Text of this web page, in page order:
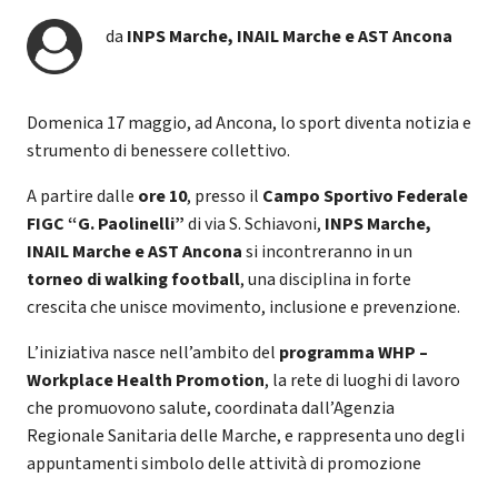
da INPS Marche, INAIL Marche e AST Ancona
Domenica 17 maggio, ad Ancona, lo sport diventa notizia e
strumento di benessere collettivo.
A partire dalle ore 10, presso il Campo Sportivo Federale
FIGC “G. Paolinelli”di via S. Schiavoni, INPS Marche,
INAIL Marche e AST Anconasi incontreranno in un
torneo di walking football, una disciplina in forte
crescita che unisce movimento, inclusione e prevenzione.
L’iniziativa nasce nell’ambito del programma WHP –
Workplace Health Promotion, la rete di luoghi di lavoro
che promuovono salute, coordinata dall’Agenzia
Regionale Sanitaria delle Marche, e rappresenta uno degli
appuntamenti simbolo delle attività di promozione